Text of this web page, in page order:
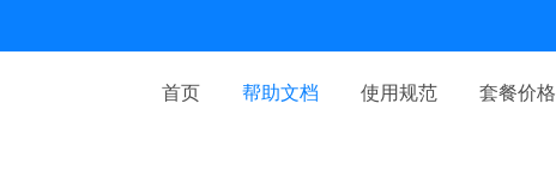
首页 帮助文档 使用规范 套餐价格